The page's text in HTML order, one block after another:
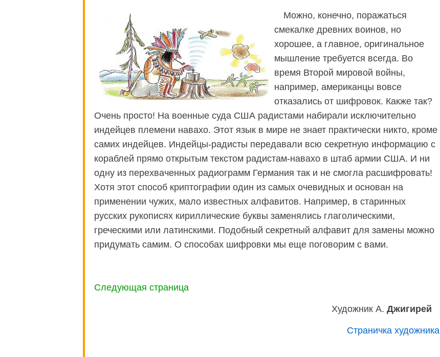
Можно, конечно, поражаться
смекалке древних воинов, но
хорошее, а главное, оригинальное
мышление требуется всегда. Во
время Второй мировой войны,
например, американцы вовсе
отказались от шифровок. Какже так?
Очень просто! На военные суда США радистами набирали исключительно
индейцев племени навахо. Этот язык в мире не знает практически никто, кроме
самих индейцев. Индейцы-радисты передавали всю секретную информацию с
кораблей прямо открытым текстом радистам-навахо в штаб армии США. И ни
одну из перехваченных радиограмм Германия так и не смогла расшифровать!
Хотя этот способ криптографии один из самых очевидных и основан на
применении чужих, мало известных алфавитов. Например, в старинных
русских рукописях кириллические буквы заменялись глаголическими,
греческими или латинскими. Подобный секретный алфавит для замены можно
придумать самим. О способах шифровки мы еще поговорим с вами.
Следующая страница
Художник А.Джигирей
Страничка художника